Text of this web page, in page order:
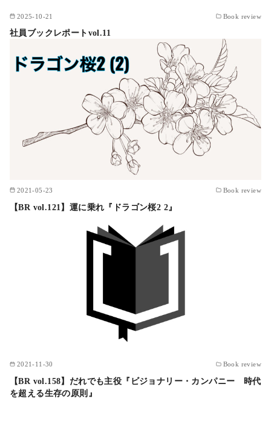
2025-10-21 Book review
社員ブックレポートvol.11
2021-05-23 Book review
【BR vol.121】運に乗れ『ドラゴン桜2 2』
2021-11-30 Book review
【BR vol.158】だれでも主役『ビジョナリー・カンパニー 時代
を超える生存の原則』